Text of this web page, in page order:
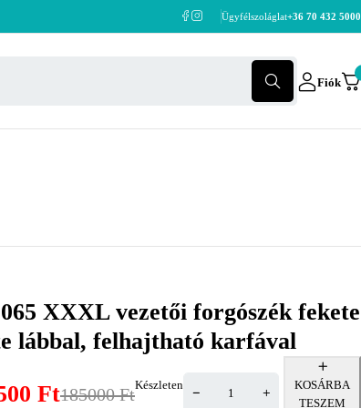
Ügyfélszoláglat+36 70 432 5000
Fiók
XXXL vezetői forgószék fekete
lábbal, felhajtható karfával
185000Ft
Ft Készleten
KOSÁRBA
TESZEM